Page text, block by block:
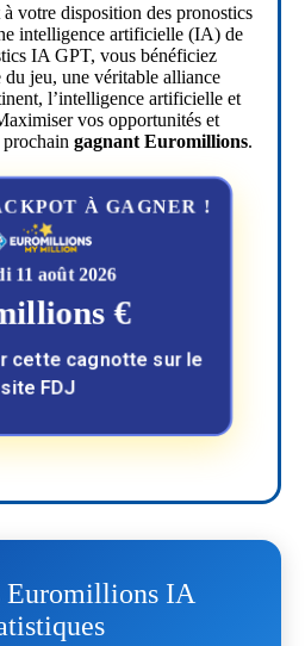
à votre disposition des pronostics
intelligence artificielle (IA) de
IA GPT, vous bénéficiez
du jeu, une véritable alliance
l’intelligence artificielle et
vos opportunités et
gagnant Euromillions.
À GAGNER !
11 août 2026
€
cette cagnotte sur le
site FDJ
Euromillions IA